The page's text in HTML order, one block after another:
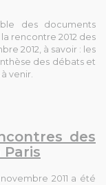
des documents
rencontre 2012 des
2012, à savoir : les
des débats et
venir.
des
2011 a été